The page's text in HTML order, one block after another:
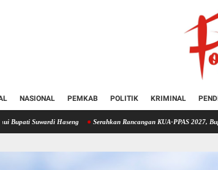
NASIONAL PEMKAB POLITIK KRIMINAL
Serahkan Rancangan KUA-PPAS 2027, Bupati Soppeng